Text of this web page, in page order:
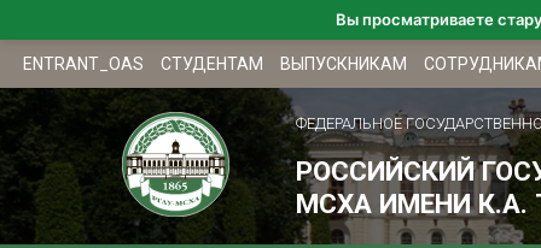
ENTRANT_OAS СТУДЕНТАМ ВЫПУСКНИКАМ
ФЕДЕРАЛЬНОЕ
РОССИЙСКИЙ
МСХА ИМЕНИ К.А.
Вы просматриваете